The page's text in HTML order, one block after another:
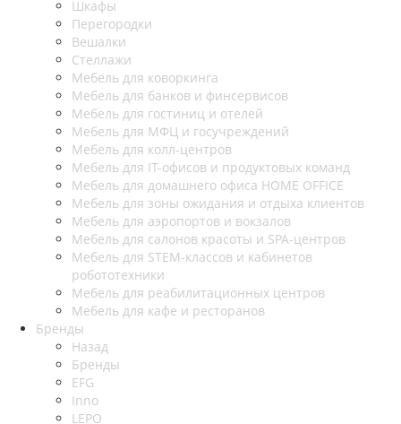
Шкафы
Перегородки
Вешалки
Стеллажи
Мебель для коворкинга
Мебель для банков и финсервисов
Мебель для гостиниц и отелей
Мебель для МФЦ и госучреждений
Мебель для колл-центров
Мебель для IT-офисов и продуктовых команд
Мебель для домашнего офиса HOME OFFICE
Мебель для зоны ожидания и отдыха клиентов
Мебель для аэропортов и вокзалов
Мебель для салонов красоты и SPA-центров
Мебель для STEM-классов и кабинетов
робототехники
Мебель для реабилитационных центров
Мебель для кафе и ресторанов
Бренды
Назад
Бренды
EFG
Inno
LEPO